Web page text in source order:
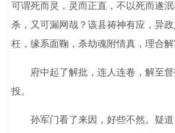
可谓死而灵，灵而正直，不以死而遂
杀，又可漏网哉？该县祷神有应，异
枉，缘系面鞠，杀劫魂附情真，理合解
府中起了解批，连人连卷，解至督
投。
孙军门看了来因，好些不然。疑道